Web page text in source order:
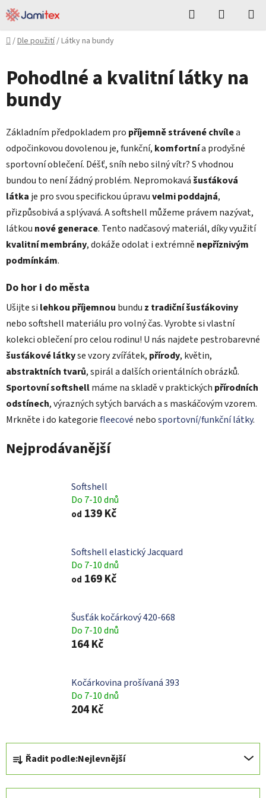
Přejít
na
obsah
Hledat
KOŠÍK
Domů
/Dle použití/Látky na bundy
Pohodlné a kvalitní látky na
bundy
Základním předpokladem pro příjemně strávené chvílea
odpočinkovou dovolenou je, funkční, komfortnía prodyšné
sportovní oblečení. Déšť, sníh nebo silný vítr? S vhodnou
bundou to není žádný problém. Nepromokavášusťáková
látka je pro svou specifickou úpravuvelmi poddajná,
přizpůsobivá a splývavá. A softshell můžeme právem nazývat,
látkou nové generace. Tento nadčasový materiál, díky využití
kvalitní membrány, dokáže odolat i extrémně nepříznivým
podmínkám.
Do hor i do města
Ušijte si lehkou příjemnou bundu z tradiční šusťákoviny
nebo softshell materiálu pro volný čas. Vyrobte si vlastní
kolekci oblečení pro celou rodinu! U nás najdete pestrobarevné
šusťákové látkyse vzory zvířátek, přírody, květin,
abstraktních tvarů, spirál a dalších orientálních obrázků.
Sportovní softshellmáme na skladě v praktických přírodních
odstínech, výrazných sytých barvách a s maskáčovým vzorem.
Mrkněte i do kategoriefleecové nebosportovní/funkční látky.
Nejprodávanější
Softshell
Do 7-10 dnů
od 139 Kč
Softshell elastický Jacquard
Do 7-10 dnů
od 169 Kč
Šusťák kočárkový 420-668
Do 7-10 dnů
164 Kč
Kočárkovina prošívaná 393
Do 7-10 dnů
204 Kč
Ř
z
Řadit podle:Nejlevnější